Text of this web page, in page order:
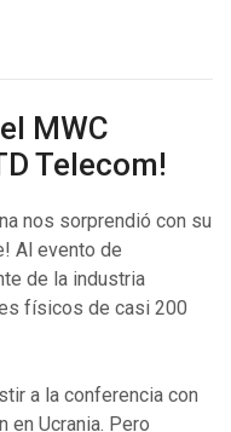
MWC
Telecom!
nos sorprendió con su
Al evento de
de la industria
físicos de casi 200
a la conferencia con
en Ucrania. Pero